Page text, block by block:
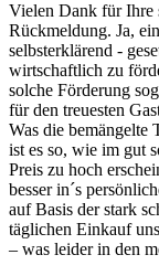
Vielen Dank für Ihre
Rückmeldung. Ja,
selbsterklärend -
wirtschaftlich zu
solche Förderung
für den treuesten
Was die bemängelte
ist es so, wie im gut
Preis zu hoch
besser in´s
auf Basis der stark
täglichen Einkauf
– was leider in den